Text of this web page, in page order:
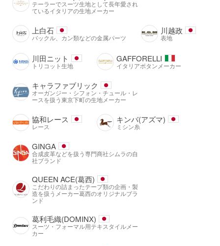
テーラーでスーツ生地として長年愛され
ているイタリアの生地メーカー
上白石
バックル、カン類などの金属パーツ
川越政
表地
川田ニット
トリコット生地
GAFFORELLI
イタリアボタンメーカー
キャラファブリック
オーガンジー・シフォン・チュール・レ
ースを扱う東京下町の生地メーカー
協和レース
レース
キンバ(アズマ)
ミシン糸
GINGA
合成皮革などを扱う専門商社シムラの自
社ブランド
QUEEN ACE(葛西)
こだわりの詰まったテープ類の企画・製
造を扱うメーカー葛西のオリジナルブラ
ンド
葛利毛織(DOMINX)
スーツ・フォーマル用テキスタイルメー
カー